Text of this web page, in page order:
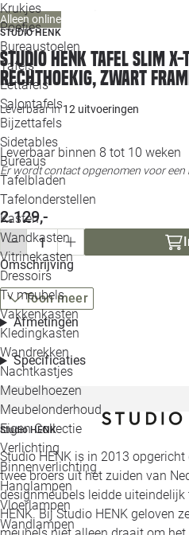
Krukjes
Poefjes
Bureaustoelen
Tafels
Eettafels
Salontafels
Bijzettafels
Sidetables
Bureaus
Tafelbladen
Tafelonderstellen
Kasten
Wandkasten
Vitrinekasten
Dressoirs
Tv meubels
Vakkenkasten
Kledingkasten
Wandrekken
Nachtkastjes
Meubelhoezen
Meubelonderhoud
Eigen Collectie
Verlichting
Binnenverlichting
Hanglampen
Vloerlampen
Wandlampen
Alleen online
STUDIO HENK
Studio HENK tafel Slim
Rechthoekig, zwart
Leverbaar in12 uitvoeringen
Leverbaar binnen 8 tot 10 weken
Er wordt contact opgenomen voor
2.129,-
Omschrijving
Toon meer
Afmetingen
Specificaties
Studio HENK
Studio HENK is in 2013 opgericht
twee broers uit het zuiden van
designmeubels leidde
HENK. Bij Studio HENK geloven